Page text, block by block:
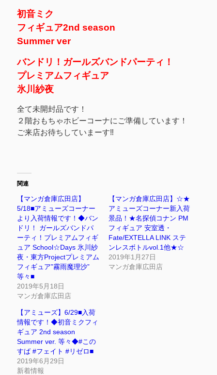
初音ミク
フィギュア2nd season
Summer ver
バンドリ！ガールズバンドパーティ！
プレミアムフィギュア
氷川紗夜
全て未開封品です！
２階おもちゃホビーコーナにご準備しています！
ご来店お待ちしていまーす‼
関連
【マンガ倉庫広田店】
5/18■アミューズコーナー
より入荷情報です！◆バン
ドリ！ ガールズバンドパ
ーティ！プレミアムフィギ
ュア School☆Days 氷川紗
夜・東方Projectプレミアム
フィギュア”霧雨魔理沙”
等々■
2019年5月18日
マンガ倉庫広田店
【マンガ倉庫広田店】☆★
アミューズコーナー新入荷
景品！★名探偵コナン PM
フィギュア 安室透・
Fate/EXTELLA LINK ステ
ンレスボトルvol.1他★☆
2019年1月27日
マンガ倉庫広田店
【アミューズ】6/29■入荷
情報です！◆初音ミクフィ
ギュア 2nd season
Summer ver. 等々◆#この
すば #フェイト #リゼロ■
2019年6月29日
新着情報